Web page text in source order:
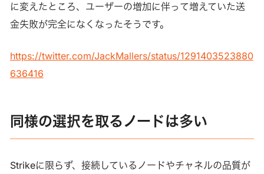
に変えたところ、ユーザーの増加に伴って増えていた送
金失敗が完全になくなったそうです。
https://twitter.com/JackMallers/status/1291403523880
636416
同様の選択を取るノードは多い
Strikeに限らず、接続しているノードやチャネルの品質が